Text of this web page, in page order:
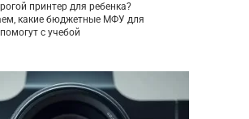
принтер для ребенка?
какие бюджетные МФУ для
с учебой